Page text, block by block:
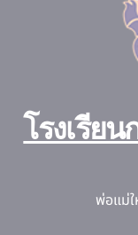
โรงเรีย
พ่อแม่